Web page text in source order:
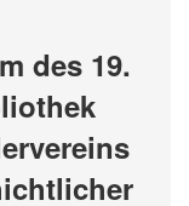
des 19.